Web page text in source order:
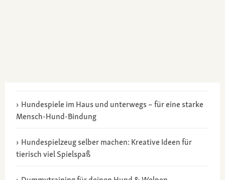
Hundespiele im Haus und unterwegs – für eine starke
Mensch-Hund-Bindung
Hundespielzeug selber machen: Kreative Ideen für
tierisch viel Spielspaß